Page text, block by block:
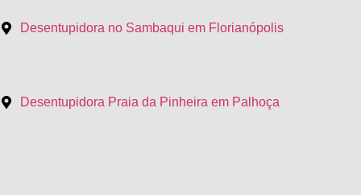
Desentupidora no Sambaqui em Florianópolis
Desentupidora Praia da Pinheira em Palhoça